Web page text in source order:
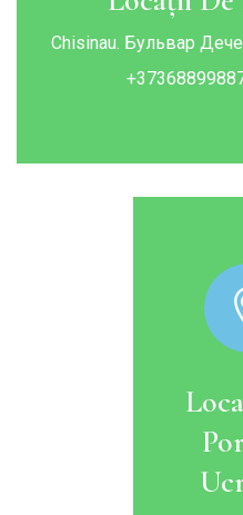
Chisinau. Бульвар